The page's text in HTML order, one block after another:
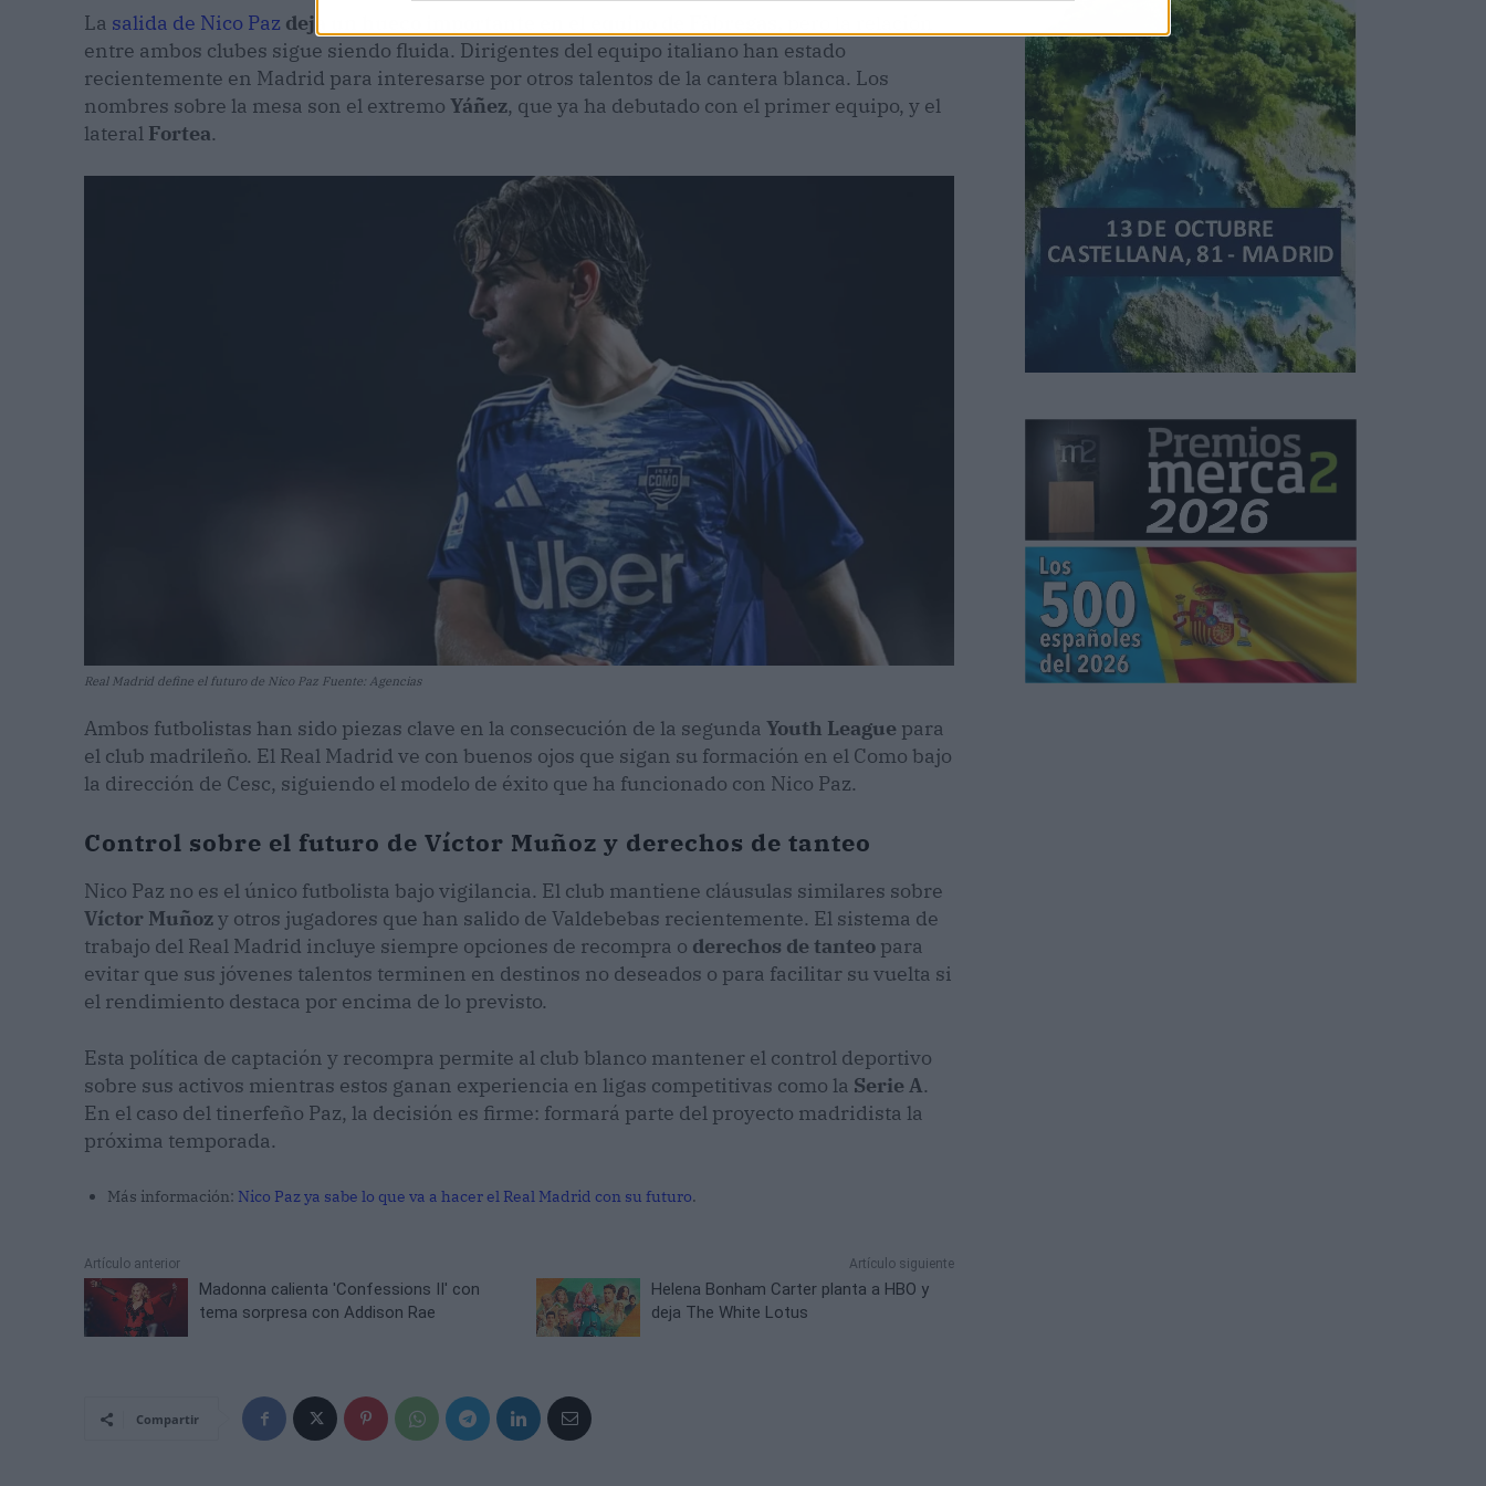
La salida de Nico Paz deja un hueco importante en el equipo de Fàbregas,
entre ambos clubes sigue siendo fluida. Dirigentes del equipo italiano han estado
recientemente en Madrid para interesarse por otros talentos de la cantera blanca. Los
nombres sobre la mesa son el extremo Yáñez, que ya ha debutado con el primer equipo, y el
lateral Fortea.
Real Madrid define el futuro de Nico Paz Fuente: Agencias
Ambos futbolistas han sido piezas clave en la consecución de la segunda Youth League para
el club madrileño. El Real Madrid ve con buenos ojos que sigan su formación en el Como bajo
la dirección de Cesc, siguiendo el modelo de éxito que ha funcionado con Nico Paz.
Control sobre el futuro de Víctor Muñoz y derechos de tanteo
Nico Paz no es el único futbolista bajo vigilancia. El club mantiene cláusulas similares sobre
Víctor Muñozy otros jugadores que han salido de Valdebebas recientemente. El sistema de
trabajo del Real Madrid incluye siempre opciones de recompra o derechos de tanteo para
evitar que sus jóvenes talentos terminen en destinos no deseados o para facilitar su vuelta si
el rendimiento destaca por encima de lo previsto.
Esta política de captación y recompra permite al club blanco mantener el control deportivo
sobre sus activos mientras estos ganan experiencia en ligas competitivas como la Serie A.
En el caso del tinerfeño Paz, la decisión es firme: formará parte del proyecto madridista la
próxima temporada.
Más información: Nico Paz ya sabe lo que va a hacer el Real Madrid con su futuro.
Artículo anterior
Madonna calienta 'Confessions II' con
tema sorpresa con Addison Rae
Artículo siguiente
Helena Bonham Carter planta a HBO y
deja The White Lotus
Compartir